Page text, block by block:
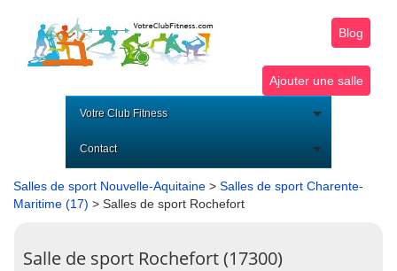
Blog
Ajouter une salle
Votre Club Fitness
Contact
Salles de sport Nouvelle-Aquitaine > Salles de sport Charente-
Maritime (17) > Salles de sport Rochefort
Salle de sport Rochefort (17300)